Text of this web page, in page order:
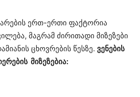
ერთ-ერთი ფაქტორია
მაგრამ ძირითადი მიზეზები
ცხოვრების წესზე. ვენების
მიზეზებია: